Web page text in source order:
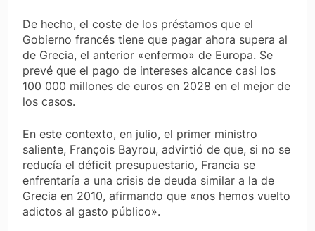
De hecho, el coste de los préstamos que el
Gobierno francés tiene que pagar ahora supera al
de Grecia, el anterior «enfermo» de Europa. Se
prevé que el pago de intereses alcance casi los
100 000 millones de euros en 2028 en el mejor de
los casos.
En este contexto, en julio, el primer ministro
saliente, François Bayrou, advirtió de que, si no se
reducía el déficit presupuestario, Francia se
enfrentaría a una crisis de deuda similar a la de
Grecia en 2010, afirmando que «nos hemos vuelto
adictos al gasto público».